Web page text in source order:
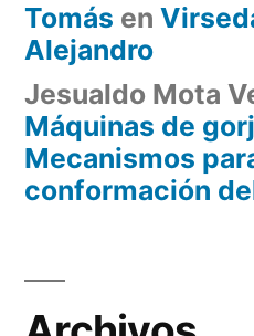
Tomás en
Alejandro
Jesualdo Mota
Máquinas de
Mecanismos
conformación